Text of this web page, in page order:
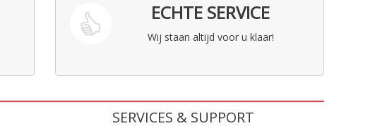
ECHTE SERVICE
Wij staan altijd voor u klaar!
SERVICES & SUPPORT